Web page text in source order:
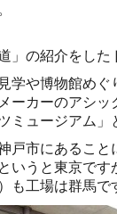
」の紹介をした
学や博物館めぐ
ーカーのアシッ
ミュージアム」
戸市にあること
いうと東京です
も工場は群馬で